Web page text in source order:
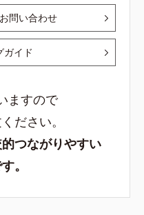
問い合わせ
ガイド
ますので
ださい。
つながりやすい
。